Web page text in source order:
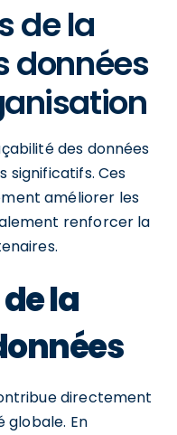
de la
données
des données
significatifs. Ces
améliorer les
renforcer la
la
directement
globale. En